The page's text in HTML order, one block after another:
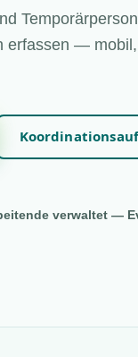
erfassen —
verwaltet —